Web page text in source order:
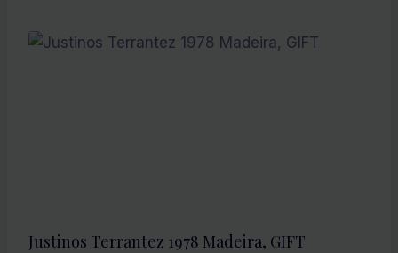
Justinos Terrantez 1978 Madeira, GIFT